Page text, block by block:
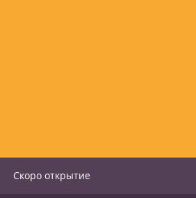
Скоро открытие